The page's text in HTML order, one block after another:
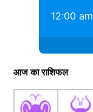
12:00 am
आज का राशिफल